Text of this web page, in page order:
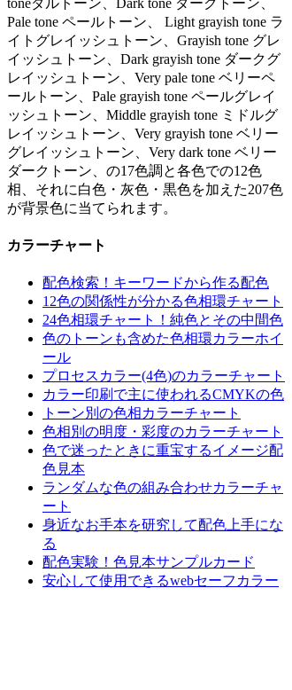
Pale tone ペールトーン、 Light grayish tone ラ
イトグレイッシュトーン、Grayish tone グレ
イッシュトーン、Dark grayish tone ダークグ
レイッシュトーン、Very pale tone ベリーペ
ールトーン、Pale grayish tone ペールグレイ
ッシュトーン、Middle grayish tone ミドルグ
レイッシュトーン、Very grayish tone ベリー
グレイッシュトーン、Very dark tone ベリー
ダークトーン、の17色調と各色での12色
相、それに白色・灰色・黒色を加えた207色
が背景色に当てられます。
カラーチャート
配色検索！キーワードから作る配色
12色の関係性が分かる色相環チャート
24色相環チャート！純色とその中間色
色のトーンも含めた色相環カラーホイ
ール
プロセスカラー(4色)のカラーチャート
カラー印刷で主に使われるCMYKの色
トーン別の色相カラーチャート
色相別の明度・彩度のカラーチャート
色で迷ったときに重宝するイメージ配
色見本
ランダムな色の組み合わせカラーチャ
ート
身近なお手本を研究して配色上手にな
る
配色実験！色見本サンプルカード
安心して使用できるwebセーフカラー